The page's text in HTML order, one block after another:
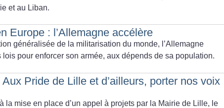
et au Liban.
Europe : l’Allemagne accélère
généralisée de la militarisation du monde, l’Allemagne
pour enforcer son armée, aux dépends de sa population.
Pride de Lille et d’ailleurs, porter nos voix
la mise en place d’un appel à projets par la Mairie de Lille, le